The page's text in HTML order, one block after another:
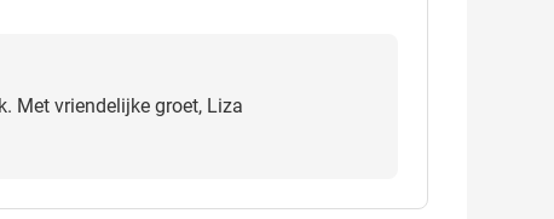
Met vriendelijke groet, Liza